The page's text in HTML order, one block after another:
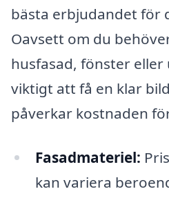
bästa erbjudandet för
Oavsett om du
husfasad, fönster
viktigt att få en klar
påverkar kostnaden
Fasadmateriel:
kan variera